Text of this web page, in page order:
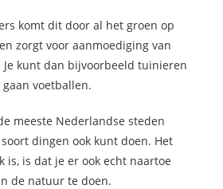
komt dit door al het groen op
zorgt voor aanmoediging van
Je kunt dan bijvoorbeeld tuinieren
voetballen.
meeste Nederlandse steden
dingen ook kunt doen. Het
is, is dat je er ook echt naartoe
de natuur te doen.